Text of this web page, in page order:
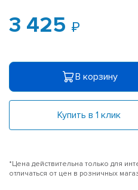
3 425
В корзину
Купить в 1 клик
*Цена действительна только для
отличаться от цен в розничных